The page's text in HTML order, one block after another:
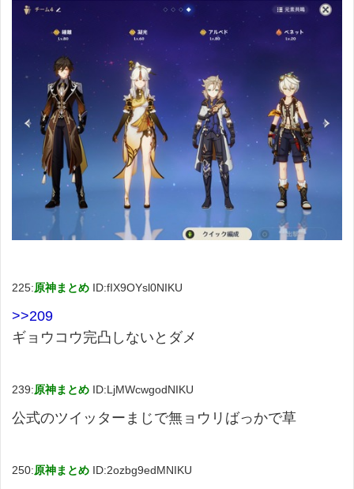
225:原神まとめ ID:fIX9OYsl0NIKU
>>209
ギョウコウ完凸しないとダメ
239:原神まとめ ID:LjMWcwgodNIKU
公式のツイッターまじで無ョウリばっかで草
250:原神まとめ ID:2ozbg9edMNIKU